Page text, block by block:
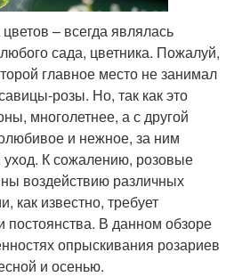
– всегда являлась
сада, цветника. Пожалуй,
главное место не занимал
розы. Но, так как это
многолетнее, а с другой
и нежное, за ним
К сожалению, розовые
воздействию различных
как известно, требует
постоянства. В данном обзоре
опрыскивания розариев
и осенью.